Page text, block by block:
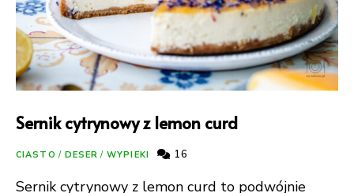
Sernik cytrynowy z lemon curd
CIASTO / DESER / WYPIEKI 16
Sernik cytrynowy z lemon curd to podwójnie